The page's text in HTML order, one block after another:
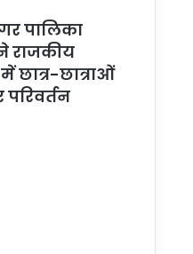
पालिका
राजकीय
छात्र-छात्राओं
परिवर्तन